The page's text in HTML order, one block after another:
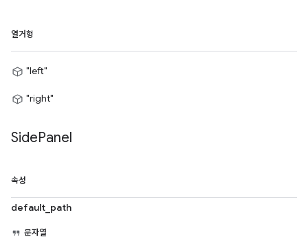
열거형
"left"
"right"
SidePanel
속성
default_path
문자열